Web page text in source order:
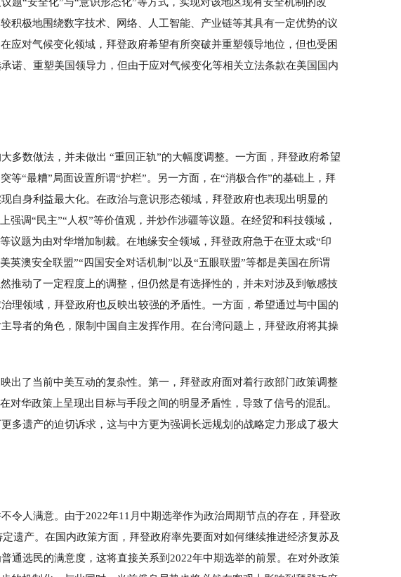
积极地围绕数字技术、网络、人工智能、产业链等其具有一定优势的议
应对气候变化领域，拜登政府希望有所突破并重塑领导地位，但也受困
诺、重塑美国领导力，但由于应对气候变化等相关立法条款在美国国内
多数做法，并未做出 “重回正轨”的大幅度调整。一方面，拜登政府希望
等“最糟”局面设置所谓“护栏”。另一方面，在“消极合作”的基础上，拜
自身利益最大化。在政治与意识形态领域，拜登政府也表现出明显的
调“民主”“人权”等价值观，并炒作涉疆等议题。在经贸和科技领域，
议题为由对华增加制裁。在地缘安全领域，拜登政府急于在亚太或“印
英澳安全联盟”“四国安全对话机制”以及“五眼联盟”等都是美国在所谓
推动了一定程度上的调整，但仍然是有选择性的，并未对涉及到敏感技
理领域，拜登政府也反映出较强的矛盾性。一方面，希望通过与中国的
导者的角色，限制中国自主发挥作用。在台湾问题上，拜登政府将其操
出了当前中美互动的复杂性。第一，拜登政府面对着行政部门政策调整
对华政策上呈现出目标与手段之间的明显矛盾性，导致了信号的混乱。
多遗产的迫切诉求，这与中方更为强调长远规划的战略定力形成了极大
令人满意。由于2022年11月中期选举作为政治周期节点的存在，拜登政
遗产。在国内政策方面，拜登政府率先要面对如何继续推进经济复苏及
通选民的满意度，这将直接关系到2022年中期选举的前景。在对外政策